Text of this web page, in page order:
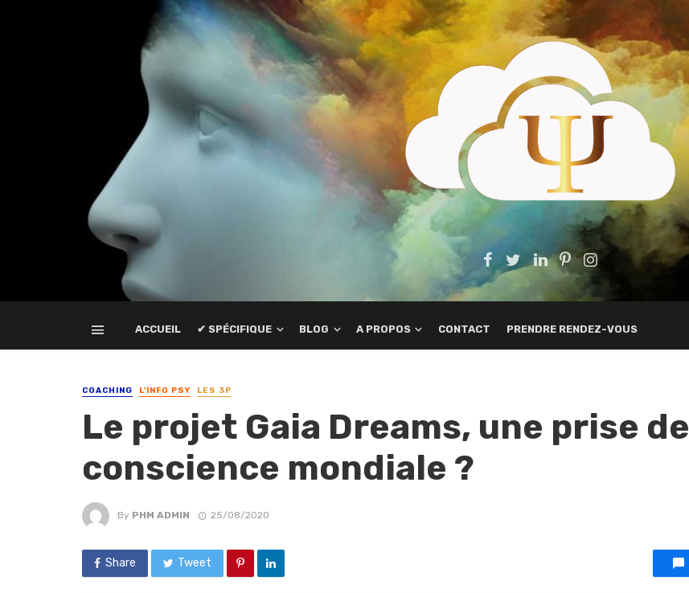
ACCUEIL ✔ SPÉCIFIQUE BLOG A PROPOS CONTACT PRENDRE RENDEZ-VOUS
COACHING L'INFO PSY LES 3P
Le projet Gaia Dreams, une prise de
conscience mondiale ?
By PHM ADMIN 25/08/2020
Share Tweet